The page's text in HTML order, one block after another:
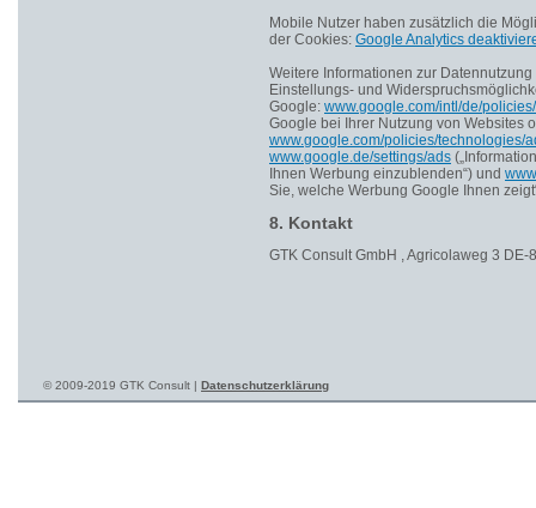
Mobile Nutzer haben zusätzlich die
der Cookies: Google Analytics
Weitere Informationen zur
Einstellungs- und
Google: www.google.com/intl/de/
Google bei Ihrer Nutzung von Websites
www.google.com/policies/technologies/
www.google.de/settings/ads
Ihnen Werbung einzublenden“) und
Sie, welche Werbung Google Ihnen
8. Kontakt
GTK Consult GmbH , Agricolaweg 3
© 2009-2019 GTK Consult | Datenschutzerklärung